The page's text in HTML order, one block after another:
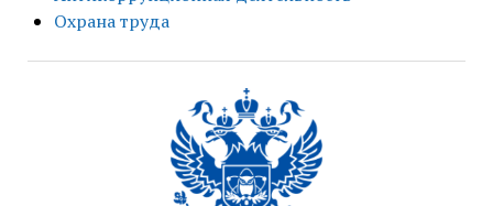
Охрана труда